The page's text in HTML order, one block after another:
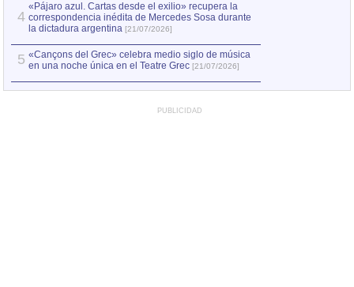
4
«Pájaro azul. Cartas desde el exilio» recupera la
correspondencia inédita de Mercedes Sosa durante
la dictadura argentina [21/07/2026]
5 «Cançons del Grec» celebra medio siglo de música
en una noche única en el Teatre Grec [21/07/2026]
PUBLICIDAD